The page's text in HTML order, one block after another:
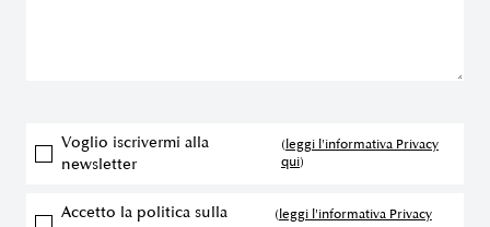
Voglio iscrivermi alla
newsletter
(leggi l'informativa Privacy
qui)
Accetto la politica sulla
(leggi l'informativa Privacy